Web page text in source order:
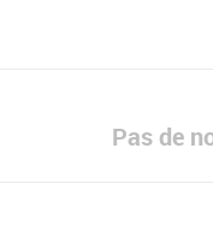
Pas de